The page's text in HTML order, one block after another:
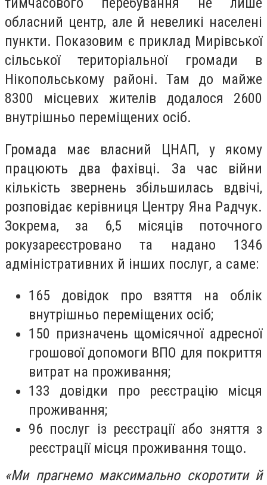
обласний центр, але й невеликі населені
пункти. Показовим є приклад Мирівської
сільської територіальної громади в
Нікопольському районі. Там до майже
8300 місцевих жителів додалося 2600
внутрішньо переміщених осіб.
Громада має власний ЦНАП, у якому
працюють два фахівці. За час війни
кількість звернень збільшилась вдвічі,
розповідає керівниця Центру Яна Радчук.
Зокрема, за 6,5 місяців поточного
рокузареєстровано та надано 1346
адміністративних й інших послуг, а саме:
165 довідок про взяття на облік
внутрішньо переміщених осіб;
150 призначень щомісячноїадресної
грошовоїдопомоги ВПО для покриття
витрат на проживання;
133 довідки про реєстрацію місця
проживання;
96 послуг із реєстрації або зняття з
реєстрації місця проживання тощо.
«Ми прагнемо максимально скоротити й